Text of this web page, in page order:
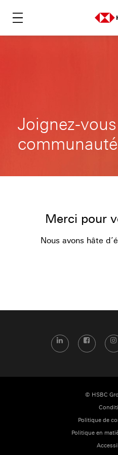
Joignez-
Merci pour
Nous avons hâte
LinkedIn Facebook
© HSBC
Politique de
Politique en